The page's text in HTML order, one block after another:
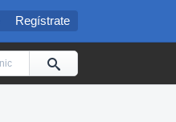
Regístrate